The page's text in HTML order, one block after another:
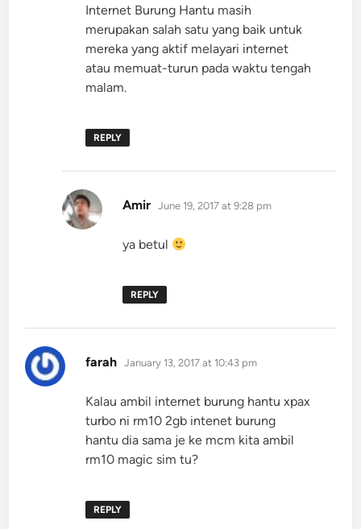
Internet Burung Hantu masih
merupakan salah satu yang baik untuk
mereka yang aktif melayari internet
atau memuat-turun pada waktu tengah
malam.
REPLY
Amir says:
June 19, 2017 at 9:28 pm
ya betul
REPLY
farah says:
January 13, 2017 at 10:43 pm
Kalau ambil internet burung hantu xpax
turbo ni rm10 2gb intenet burung
hantu dia sama je ke mcm kita ambil
rm10 magic sim tu?
REPLY